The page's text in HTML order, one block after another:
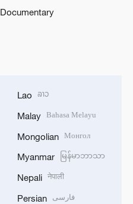
Documentary
Lao ລາວ
Malay Bahasa Melayu
Mongolian Монгол
Myanmar မြန်မာဘာသာ
Nepali नेपाली
Persian فارسی